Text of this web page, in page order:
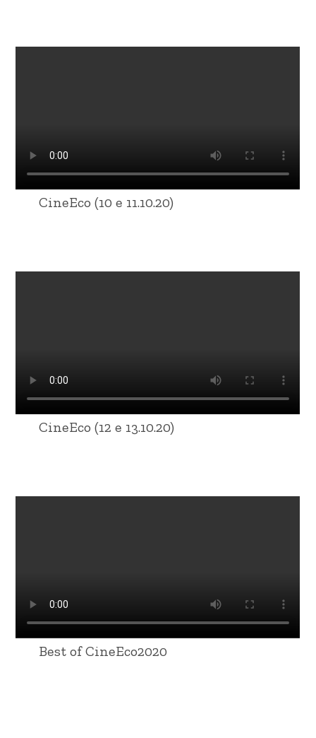
CineEco (10 e 11.10.20)
CineEco (12 e 13.10.20)
Best of CineEco2020